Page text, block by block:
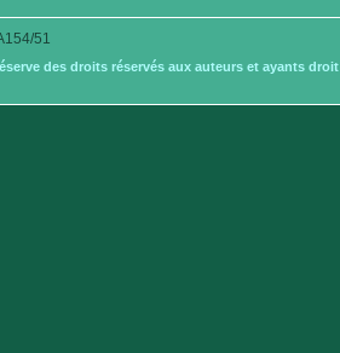
51
des droits réservés aux auteurs et ayants droit